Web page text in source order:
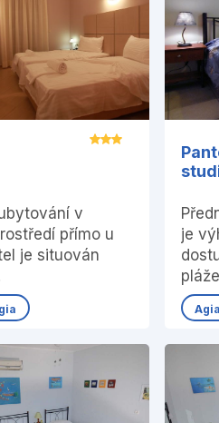
v
přímo u
je situován
je